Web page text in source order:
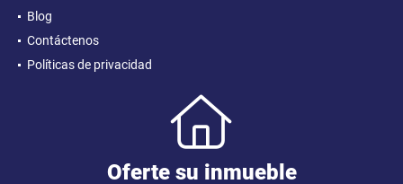
Blog
Contáctenos
Políticas de privacidad
Oferte su inmueble